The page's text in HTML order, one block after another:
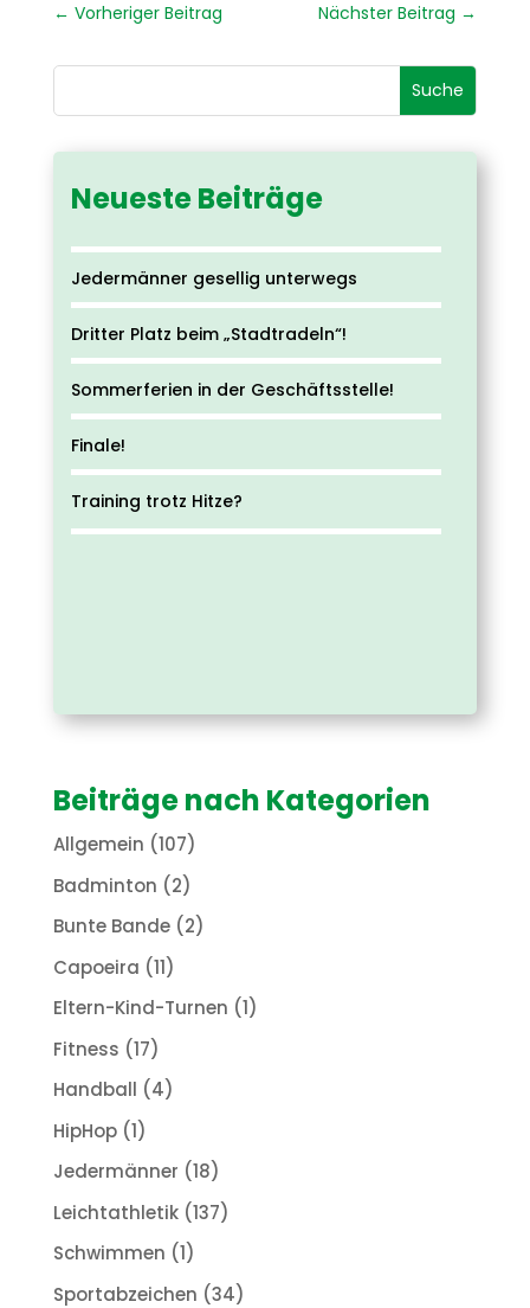
← Vorheriger Beitrag Nächster Beitrag →
Neueste Beiträge
Jedermänner gesellig unterwegs
Dritter Platz beim „Stadtradeln“!
Sommerferien in der Geschäftsstelle!
Finale!
Training trotz Hitze?
Beiträge nach Kategorien
Allgemein (107)
Badminton (2)
Bunte Bande(2)
Capoeira (11)
Eltern-Kind-Turnen (1)
Fitness (17)
Handball (4)
HipHop(1)
Jedermänner (18)
Leichtathletik(137)
Schwimmen (1)
Sportabzeichen (34)